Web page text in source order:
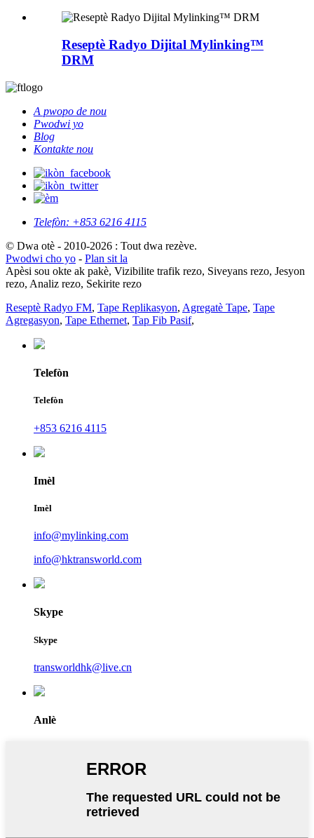
Reseptè Radyo Dijital Mylinking™
DRM
A pwopo de nou
Pwodwi yo
Blog
Kontakte nou
Telefòn: +853 6216 4115
© Dwa otè - 2010-2026 : Tout dwa rezève.
Pwodwi cho yo - Plan sit la
Apèsi sou okte ak pakè, Vizibilite trafik rezo, Siveyans rezo, Jesyon
rezo, Analiz rezo, Sekirite rezo
Reseptè Radyo FM, Tape Replikasyon, Agregatè Tape, Tape
Agregasyon, Tape Ethernet, Tap Fib Pasif,
Telefòn
Telefòn
+853 6216 4115
Imèl
Imèl
info@mylinking.com
info@hktransworld.com
Skype
Skype
transworldhk@live.cn
Anlè